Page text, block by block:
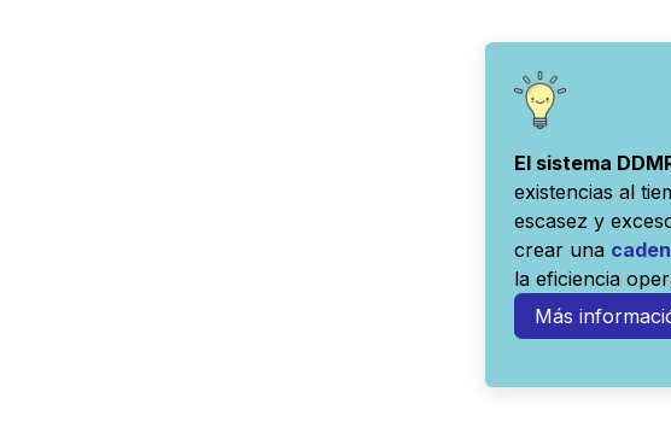
El sistema
existencias al
escasez y
crear una
la eficiencia
Más